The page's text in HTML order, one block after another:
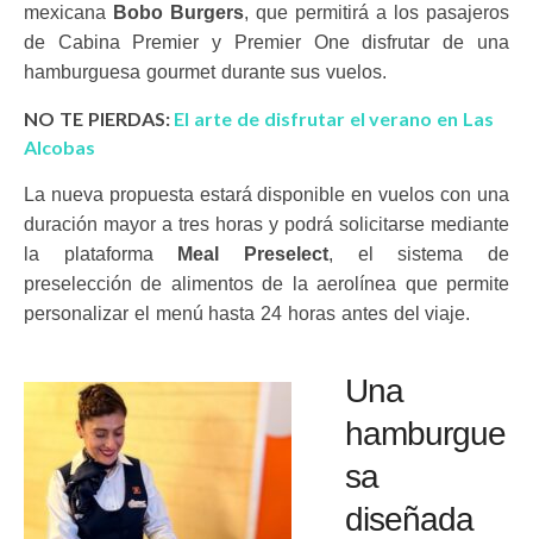
mexicana Bobo Burgers, que permitirá a los pasajeros
de Cabina Premier y Premier One disfrutar de una
hamburguesa gourmet durante sus vuelos.
NO TE PIERDAS: El arte de disfrutar el verano en Las
Alcobas
La nueva propuesta estará disponible en vuelos con una
duración mayor a tres horas y podrá solicitarse mediante
la plataforma
Meal Preselect, el sistema de
preselección de alimentos de la aerolínea que permite
personalizar el menú hasta 24 horas antes del viaje.
Una
hamburgue
sa
diseñada